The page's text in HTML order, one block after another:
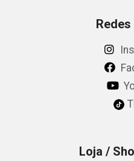
Loja /